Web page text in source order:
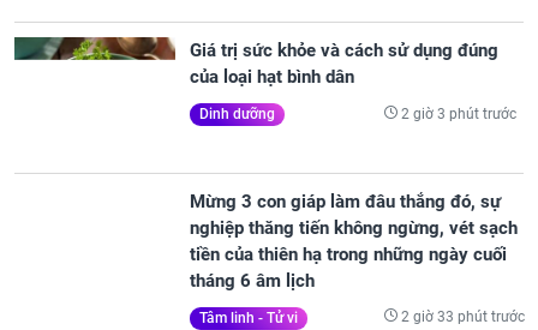
Giá trị sức khỏe và cách sử dụng đúng
của loại hạt bình dân
Dinh dưỡng 2 giờ 3 phút trước
Mừng 3 con giáp làm đâu thắng đó, sự
nghiệp thăng tiến không ngừng, vét sạch
tiền của thiên hạ trong những ngày cuối
tháng 6 âm lịch
Tâm linh - Tử vi 2 giờ 33 phút trước